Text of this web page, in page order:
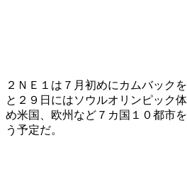
２ＮＥ１は７月初めにカムバック
と２９日にはソウルオリンピック
め米国、欧州など７カ国１０都市
う予定だ。